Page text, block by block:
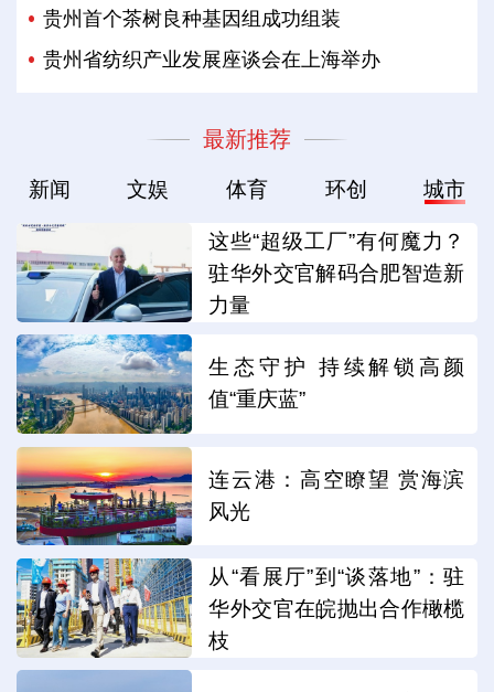
贵州首个茶树良种基因组成功组装
贵州省纺织产业发展座谈会在上海举办
最新推荐
新闻 文娱 体育 环创 城市
这些“超级工厂”有何魔力？
驻华外交官解码合肥智造新
力量
生态守护 持续解锁高颜
值“重庆蓝”
连云港：高空瞭望 赏海滨
风光
从“看展厅”到“谈落地”：驻
华外交官在皖抛出合作橄榄
枝